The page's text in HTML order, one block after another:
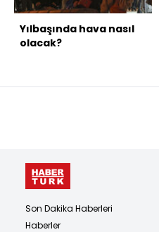
Yılbaşında hava nasıl
olacak?
Son Dakika Haberleri
Haberler